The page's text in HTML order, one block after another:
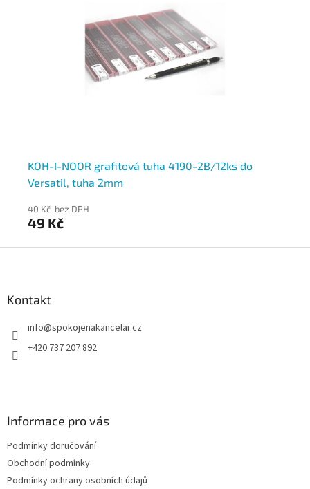
KOH-I-NOOR grafitová tuha 4190-2B/12ks do
Versatil, tuha 2mm
40 Kč bez DPH
49 Kč
Kontakt
info@spokojenakancelar.cz
+420 737 207 892
Informace pro vás
Podmínky doručování
Obchodní podmínky
Podmínky ochrany osobních údajů